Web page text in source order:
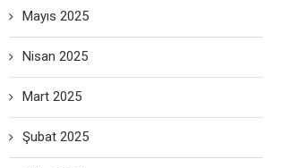
Mayıs 2025
Nisan 2025
Mart 2025
Şubat 2025